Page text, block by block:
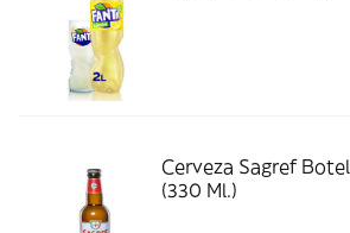
Cerveza Sagref
(330 Ml.)